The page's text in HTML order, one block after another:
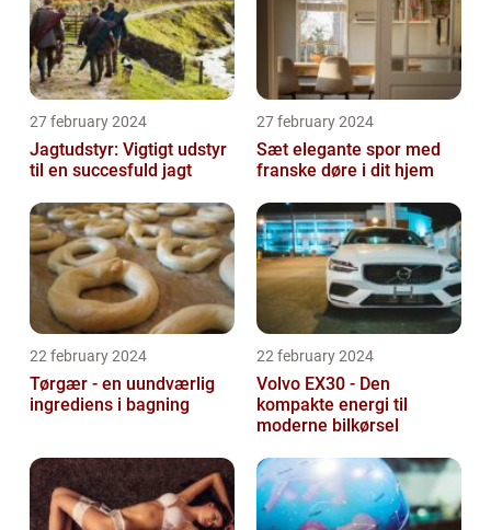
27 february 2024
Jagtudstyr: Vigtigt udstyr
til en succesfuld jagt
27 february 2024
Sæt elegante spor med
franske døre i dit hjem
22 february 2024
Tørgær - en uundværlig
ingrediens i bagning
22 february 2024
Volvo EX30 - Den
kompakte energi til
moderne bilkørsel